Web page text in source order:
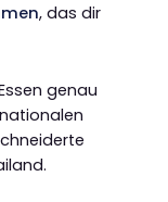
, das dir
genau